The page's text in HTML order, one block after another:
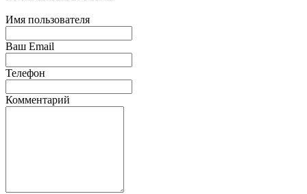
Имя пользователя
Ваш Email
Телефон
Комментарий